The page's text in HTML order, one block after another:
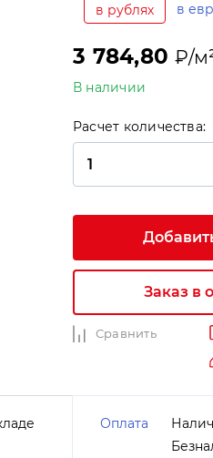
в рублях в
3 784,80₽/
В наличии
Расчет количества:
Заказ в
Сравнить
Оплата